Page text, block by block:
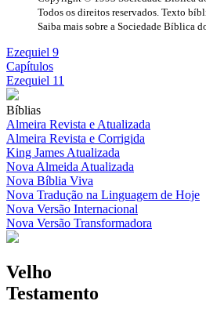
Todos os direitos reservados. Texto
Saiba mais sobre a Sociedade Bíblica
Ezequiel 9
Capítulos
Ezequiel 11
Bíblias
Almeira Revista e Atualizada
Almeira Revista e Corrigida
King James Atualizada
Nova Almeida Atualizada
Nova Bíblia Viva
Nova Tradução na Linguagem de Hoje
Nova Versão Internacional
Nova Versão Transformadora
Velho
Testamento